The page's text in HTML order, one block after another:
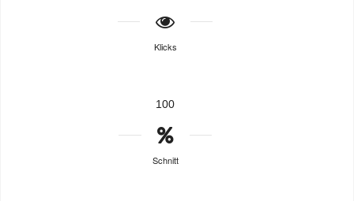
Klicks
100
Schnitt